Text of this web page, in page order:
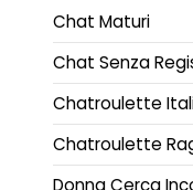
Chat Maturi
Chat Senza
Chatroulette
Chatroulette
Donna Cerca